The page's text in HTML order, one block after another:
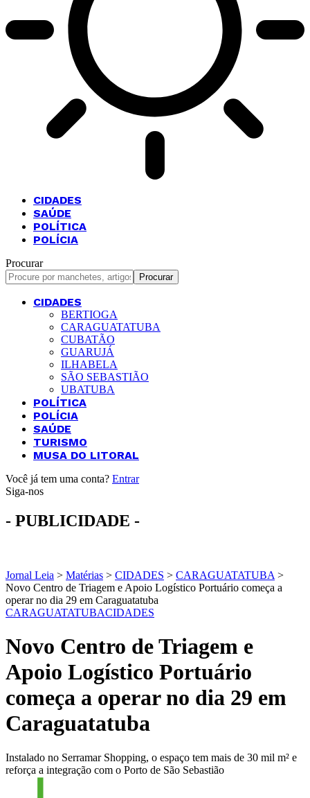
CIDADES
SAÚDE
POLÍTICA
POLÍCIA
Procurar
CIDADES
BERTIOGA
CARAGUATATUBA
CUBATÃO
GUARUJÁ
ILHABELA
SÃO SEBASTIÃO
UBATUBA
POLÍTICA
POLÍCIA
SAÚDE
TURISMO
MUSA DO LITORAL
Você já tem uma conta? Entrar
Siga-nos
- PUBLICIDADE -
Jornal Leia > Matérias > CIDADES > CARAGUATATUBA >
Novo Centro de Triagem e Apoio Logístico Portuário começa a
operar no dia 29 em Caraguatatuba
CARAGUATATUBACIDADES
Novo Centro de Triagem e
Apoio Logístico Portuário
começa a operar no dia 29 em
Caraguatatuba
Instalado no Serramar Shopping, o espaço tem mais de 30 mil m² e
reforça a integração com o Porto de São Sebastião